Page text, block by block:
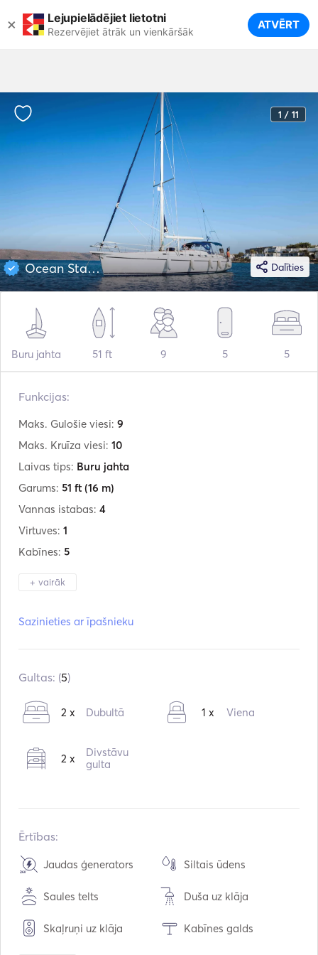
× Lejupielādējiet lietotni
Rezervējiet ātrāk un vienkāršāk ATVĒRT
1 / 11
Dalīties
Ocean Star 51
Buru jahta 51 ft 9 5 5
Funkcijas:
Maks. Gulošie viesi: 9
Maks. Kruīza viesi: 10
Laivas tips: Buru jahta
Garums: 51 ft (16 m)
Vannas istabas: 4
Virtuves: 1
Kabīnes: 5
+ vairāk
Pārbūve:05 / 2025
Degvielas veids:Dīzeļdegviela
Ūdens ietilpība:600 L
Sazinieties ar īpašnieku
Gultas: (5)
2 x Dubultā 1 x Viena
2 x
Divstāvu
gulta
Ērtības:
Jaudas ģenerators Siltais ūdens
Saules telts Duša uz klāja
Skaļruņi uz klāja Kabīnes galds